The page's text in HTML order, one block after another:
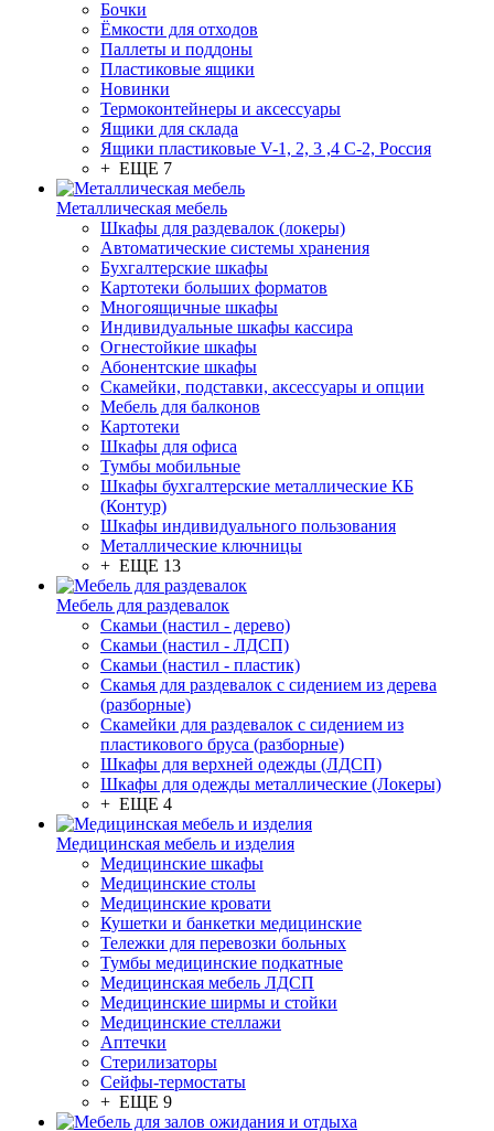
Бочки
Ёмкости для отходов
Паллеты и поддоны
Пластиковые ящики
Новинки
Термоконтейнеры и аксессуары
Ящики для склада
Ящики пластиковые V-1, 2, 3 ,4 С-2, Россия
+ ЕЩЕ 7
Металлическая мебель
Шкафы для раздевалок (локеры)
Автоматические системы хранения
Бухгалтерские шкафы
Картотеки больших форматов
Многоящичные шкафы
Индивидуальные шкафы кассира
Огнестойкие шкафы
Абонентские шкафы
Скамейки, подставки, аксессуары и опции
Мебель для балконов
Картотеки
Шкафы для офиса
Тумбы мобильные
Шкафы бухгалтерские металлические КБ
(Контур)
Шкафы индивидуального пользования
Металлические ключницы
+ ЕЩЕ 13
Мебель для раздевалок
Скамьи (настил - дерево)
Скамьи (настил - ЛДСП)
Скамьи (настил - пластик)
Скамья для раздевалок с сидением из дерева
(разборные)
Скамейки для раздевалок с сидением из
пластикового бруса (разборные)
Шкафы для верхней одежды (ЛДСП)
Шкафы для одежды металлические (Локеры)
+ ЕЩЕ 4
Медицинская мебель и изделия
Медицинские шкафы
Медицинские столы
Медицинские кровати
Кушетки и банкетки медицинские
Тележки для перевозки больных
Тумбы медицинские подкатные
Медицинская мебель ЛДСП
Медицинские ширмы и стойки
Медицинские стеллажи
Аптечки
Стерилизаторы
Сейфы-термостаты
+ ЕЩЕ 9